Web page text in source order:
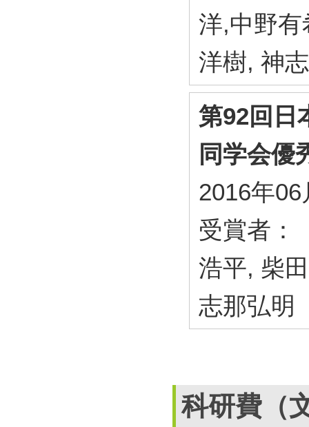
洋,中野
洋樹, 神
第92回日
同学会優
2016年06
受賞者：
浩平, 柴
志那弘明
科研費（